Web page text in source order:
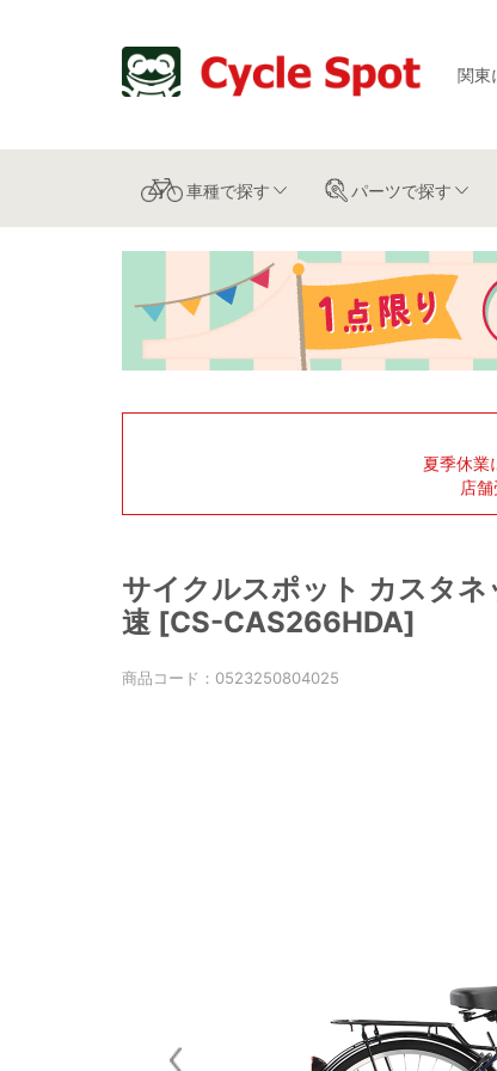
関東
車種で探す パーツで探す
夏季休業
店
サイクルスポット カスタ
速 [CS-CAS266HDA]
商品コード： 0523250804025